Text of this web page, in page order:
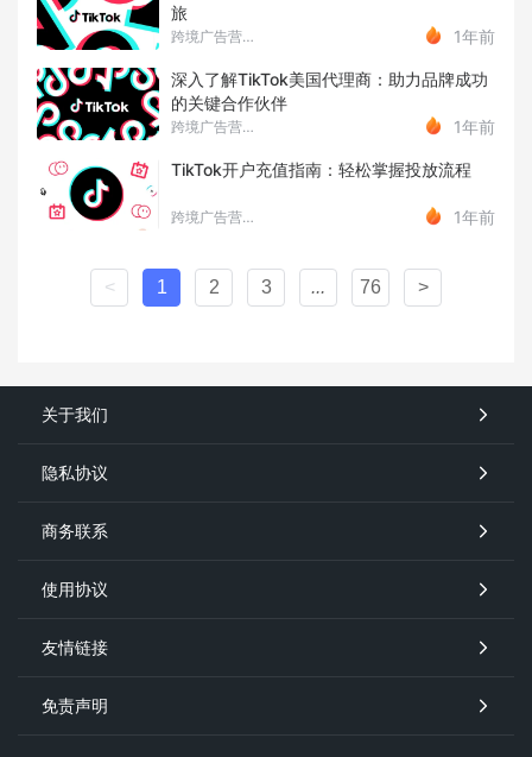
旅
跨境广告营销Luna 1年前
深入了解TikTok美国代理商：助力品牌成功
的关键合作伙伴
跨境广告营销Luna 1年前
TikTok开户充值指南：轻松掌握投放流程
跨境广告营销Luna 1年前
< 1 2 3 ... 76 >
关于我们
隐私协议
商务联系
使用协议
友情链接
免责声明